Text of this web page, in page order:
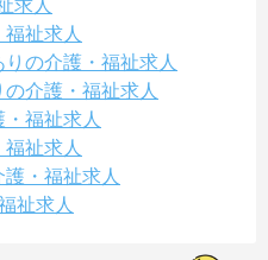
求人
祉求人
の介護・福祉求人
介護・福祉求人
福祉求人
祉求人
・福祉求人
祉求人